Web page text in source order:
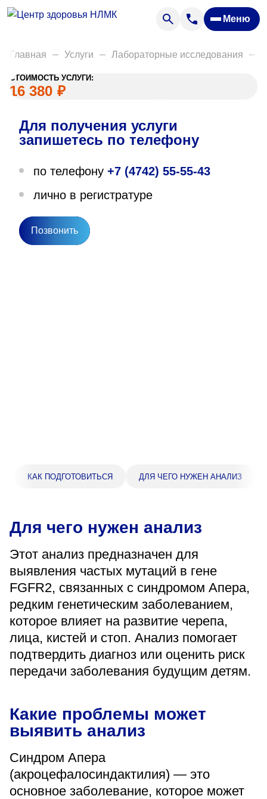
Меню
Анализы
Акции
Пациентам
Вакансии
О нас
Направления деятельности
+7 (4742) 55-55-43
Санаторий-профилакторий
Адрес
399000, г. Липецк, Плехановское лесничество,
Ленинский лесхоз, квартал 67
Понедельник — четверг
08:00–16:45
перерыв 12:00–12:30
Пятница
08:00–15:45
перерыв 12:00–12:30
Администратор
Версия для слабовидящих
Главная Услуги Лабораторные исследования
КАК ПОДГОТОВИТЬСЯ ДЛЯ ЧЕГО НУЖЕН АНАЛИЗ
Для чего нужен анализ
Этот анализ предназначен для
выявления частых мутаций в гене
FGFR2, связанных с синдромом Апера,
редким генетическим заболеванием,
которое влияет на развитие черепа,
лица, кистей и стоп. Анализ помогает
подтвердить диагноз или оценить риск
передачи заболевания будущим детям.
Какие проблемы может
выявить анализ
Синдром Апера
(акроцефалосиндактилия) — это
основное заболевание, которое может
СТОИМОСТЬ УСЛУГИ:
16 380 ₽
Для получения услуги
запишетесь по телефону
по телефону +7 (4742) 55-55-43
лично в регистратуре
Позвонить